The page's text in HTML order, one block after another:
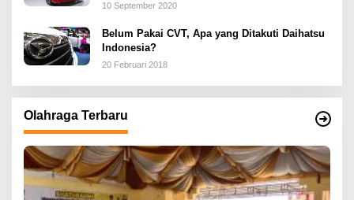
10 September 2020
Belum Pakai CVT, Apa yang Ditakuti Daihatsu
Indonesia?
20 Februari 2018
Olahraga Terbaru